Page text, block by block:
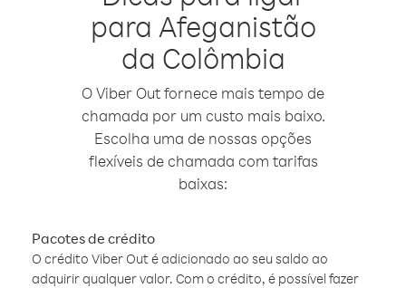
para Afeganistão
da Colômbia
O Viber Out fornece mais tempo de
chamada por um custo mais baixo.
Escolha uma de nossas opções
flexíveis de chamada com tarifas
baixas:
Pacotes de crédito
O crédito Viber Out é adicionado ao seu saldo ao
adquirir qualquer valor. Com o crédito, é possível fazer